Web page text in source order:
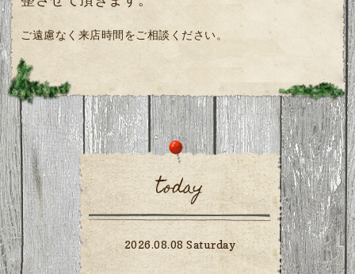
ご遠慮なく来店時間をご相談ください。
today
2026.08.08 Saturday